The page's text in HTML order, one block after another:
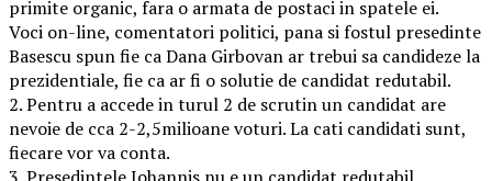
primite organic, fara o armata de postaci in spatele ei.
Voci on-line, comentatori politici, pana si fostul presedinte
Basescu spun fie ca Dana Girbovan ar trebui sa candideze la
prezidentiale, fie ca ar fi o solutie de candidat redutabil.
2. Pentru a accede in turul 2 de scrutin un candidat are
nevoie de cca 2-2,5milioane voturi. La cati candidati sunt,
fiecare vor va conta.